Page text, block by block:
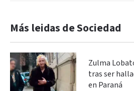
Más leidas de Sociedad
Zulma
tras ser
en Paraná